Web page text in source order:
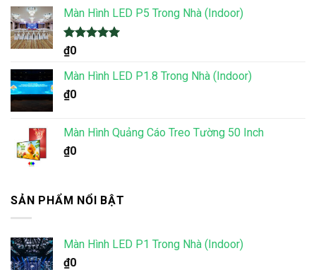
5 sao
Màn Hình LED P5 Trong Nhà (Indoor)
Được xếp
hạng
5 sao
₫0
Màn Hình LED P1.8 Trong Nhà (Indoor)
₫0
Màn Hình Quảng Cáo Treo Tường 50 Inch
₫0
SẢN PHẨM NỔI BẬT
Màn Hình LED P1 Trong Nhà (Indoor)
₫0